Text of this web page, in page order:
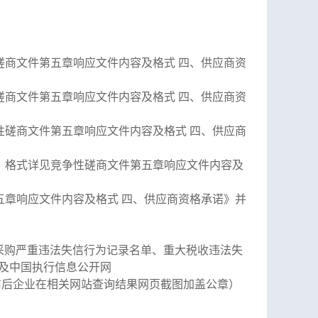
文件第五章响应文件内容及格式 四、供应商资
文件第五章响应文件内容及格式 四、供应商资
商文件第五章响应文件内容及格式 四、供应商
格式详见竞争性磋商文件第五章响应文件内容及
章响应文件内容及格式 四、供应商资格承诺》并
购严重违法失信行为记录名单、重大税收违法失
中国执行信息公开网
企业在相关网站查询结果网页截图加盖公章）